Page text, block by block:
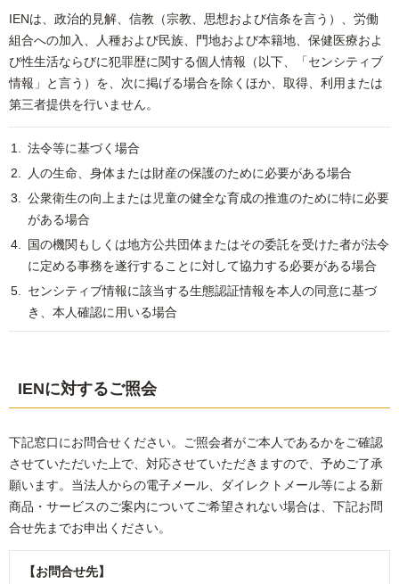
IENは、政治的見解、信教（宗教、思想および信条を言う）、労働
組合への加入、人種および民族、門地および本籍地、保健医療およ
び性生活ならびに犯罪歴に関する個人情報（以下、「センシティブ
情報」と言う）を、次に掲げる場合を除くほか、取得、利用または
第三者提供を行いません。
法令等に基づく場合
人の生命、身体または財産の保護のために必要がある場合
公衆衛生の向上または児童の健全な育成の推進のために特に必要
がある場合
国の機関もしくは地方公共団体またはその委託を受けた者が法令
に定める事務を遂行することに対して協力する必要がある場合
センシティブ情報に該当する生態認証情報を本人の同意に基づ
き、本人確認に用いる場合
IENに対するご照会
下記窓口にお問合せください。ご照会者がご本人であるかをご確認
させていただいた上で、対応させていただきますので、予めご了承
願います。当法人からの電子メール、ダイレクトメール等による新
商品・サービスのご案内についてご希望されない場合は、下記お問
合せ先までお申出ください。
【お問合せ先】